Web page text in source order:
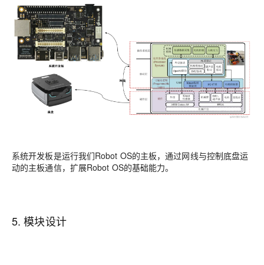
系统开发板是运行我们Robot OS的主板，通过网线与控制底盘运
动的主板通信，扩展Robot OS的基础能力。
5. 模块设计